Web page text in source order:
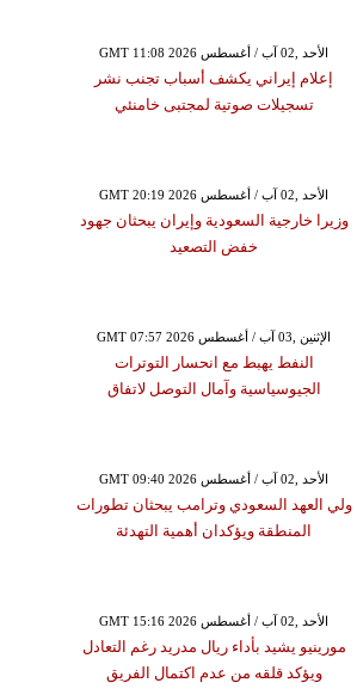
GMT 11:08 2026 الأحد ,02 آب / أغسطس
إعلام إيراني يكشف أسباب تجنب نشر
تسجيلات صوتية لمجتبى خامنئي
GMT 20:19 2026 الأحد ,02 آب / أغسطس
وزيرا خارجية السعودية وإيران يبحثان جهود
خفض التصعيد
GMT 07:57 2026 الإثنين ,03 آب / أغسطس
النفط يهبط مع انحسار التوترات
الجيوسياسية وآمال التوصل لاتفاق
GMT 09:40 2026 الأحد ,02 آب / أغسطس
ولي العهد السعودي وترامب يبحثان تطورات
المنطقة ويؤكدان أهمية التهدئة
GMT 15:16 2026 الأحد ,02 آب / أغسطس
مورينيو يشيد بأداء ريال مدريد رغم التعادل
ويؤكد قلقه من عدم اكتمال الفريق